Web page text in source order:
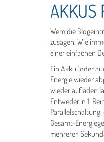
AKKUS
Wem die
zusagen. Wie
einer einfachen
Ein Akku (oder
Energie wieder
wieder aufl­aden
Entweder in 1.
Gesamt-
mehreren